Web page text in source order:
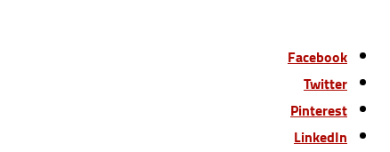
Facebook
Twitter
Pinterest
LinkedIn